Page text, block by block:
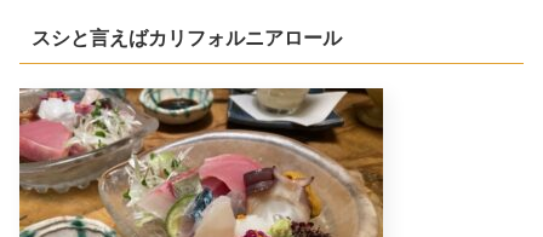
スシと言えばカリフォルニアロール